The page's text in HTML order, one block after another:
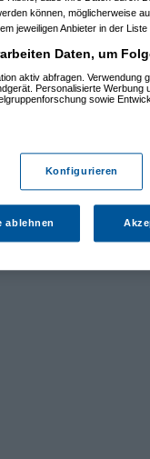
können, möglicherweise
jeweiligen Anbieter in der
Daten, um
aktiv abfragen. Verwendung
Personalisierte Werbung
sowie
Konfigurieren
ablehnen